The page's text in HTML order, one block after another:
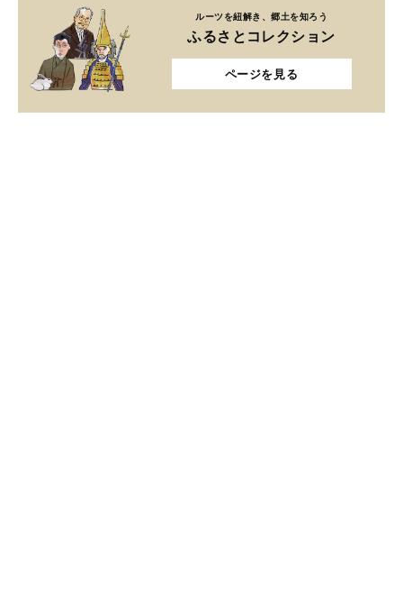
ルーツを紐解き、郷土を知ろう
ふるさとコレクション
ページを見る